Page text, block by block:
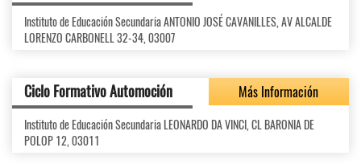
Instituto de Educación Secundaria ANTONIO JOSÉ CAVANILLES, AV ALCALDE
LORENZO CARBONELL 32-34, 03007
Ciclo Formativo Automoción Más Información
Instituto de Educación Secundaria LEONARDO DA VINCI, CL BARONIA DE
POLOP 12, 03011